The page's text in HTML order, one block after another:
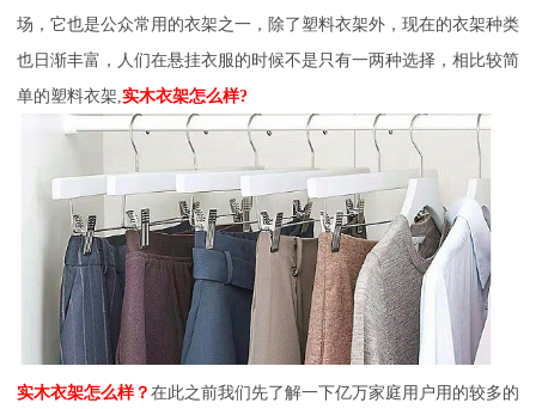
场，它也是公众常用的衣架之一，除了塑料衣架外，现在的衣架种类
也日渐丰富，人们在悬挂衣服的时候不是只有一两种选择，相比较简
单的塑料衣架, 实木衣架怎么样?
实木衣架怎么样？ 在此之前我们先了解一下亿万家庭用户用的较多的